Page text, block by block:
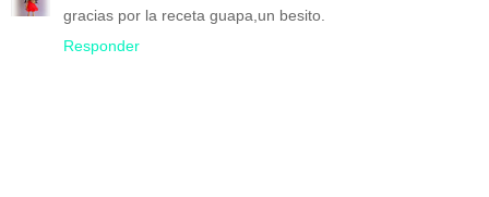
gracias por la receta guapa,un besito.
Responder